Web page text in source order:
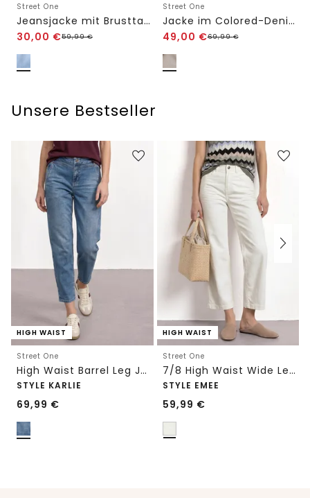
Street One
Jeansjacke mit Brusttaschen und Knöpfen
30,00 €59,99€
Street One
Jacke im Colored-Denim-Look mit Taschen
49,00 €69,99€
Unsere Bestseller
HIGH WAIST
Street One
High Waist Barrel Leg Jeans im Loose Fit
STYLE KARLIE
69,99 €
HIGH WAIST
Street One
7/8 High Waist Wide Leg Jeans im Loose Fit
STYLE EMEE
59,99 €